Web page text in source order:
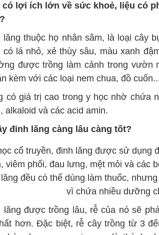
có lợi ích lớn về sức khoẻ, liệu có
lăng thuộc họ nhân sâm, là loại cây
có lá nhỏ, xẻ thùy sâu, màu xanh
được trồng làm cảnh trong vườn
kèm với các loại nem chua, đồ
có giá trị cao trong y học nhờ chứa
alkaloid và các acid amin.
đinh lăng càng lâu càng tốt?
cổ truyền, đinh lăng được sử dụng
viêm phổi, đau lưng, mệt mỏi và các
đều có thể dùng làm thuốc,
vì chứa nhiều dưỡng
lăng được trồng lâu, rễ của nó sẽ
hơn. Đặc biệt, rễ cây trồng từ 3